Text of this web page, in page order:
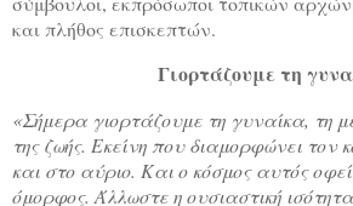
και πλήθος επισκεπτών.
Γιορτάζουμε τη
«Σήμερα γιορτάζουμε τη γυναίκα, τη
της ζωής. Εκείνη που διαμορφώνει
και στο αύριο. Και ο κόσμος αυτός
όμορφος. Άλλωστε η ουσιαστική